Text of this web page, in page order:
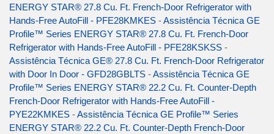
ENERGY STAR® 27.8 Cu. Ft. French-Door Refrigerator with
Hands-Free AutoFill - PFE28KMKES -Assistência Técnica GE
Profile™ Series ENERGY STAR® 27.8 Cu. Ft. French-Door
Refrigerator with Hands-Free AutoFill - PFE28KSKSS -
Assistência Técnica GE® 27.8 Cu. Ft. French-Door Refrigerator
with Door In Door - GFD28GBLTS -Assistência Técnica GE
Profile™ Series ENERGY STAR® 22.2 Cu. Ft. Counter-Depth
French-Door Refrigerator with Hands-Free AutoFill -
PYE22KMKES -Assistência Técnica GE Profile™ Series
ENERGY STAR® 22.2 Cu. Ft. Counter-Depth French-Door